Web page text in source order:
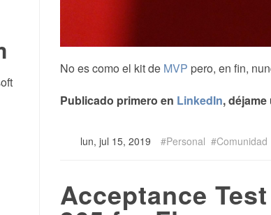
No es como el kit de MVP pero, en fin,
Publicado primero en LinkedIn,
lun, jul 15, 2019 Personal Comunidad
Acceptance